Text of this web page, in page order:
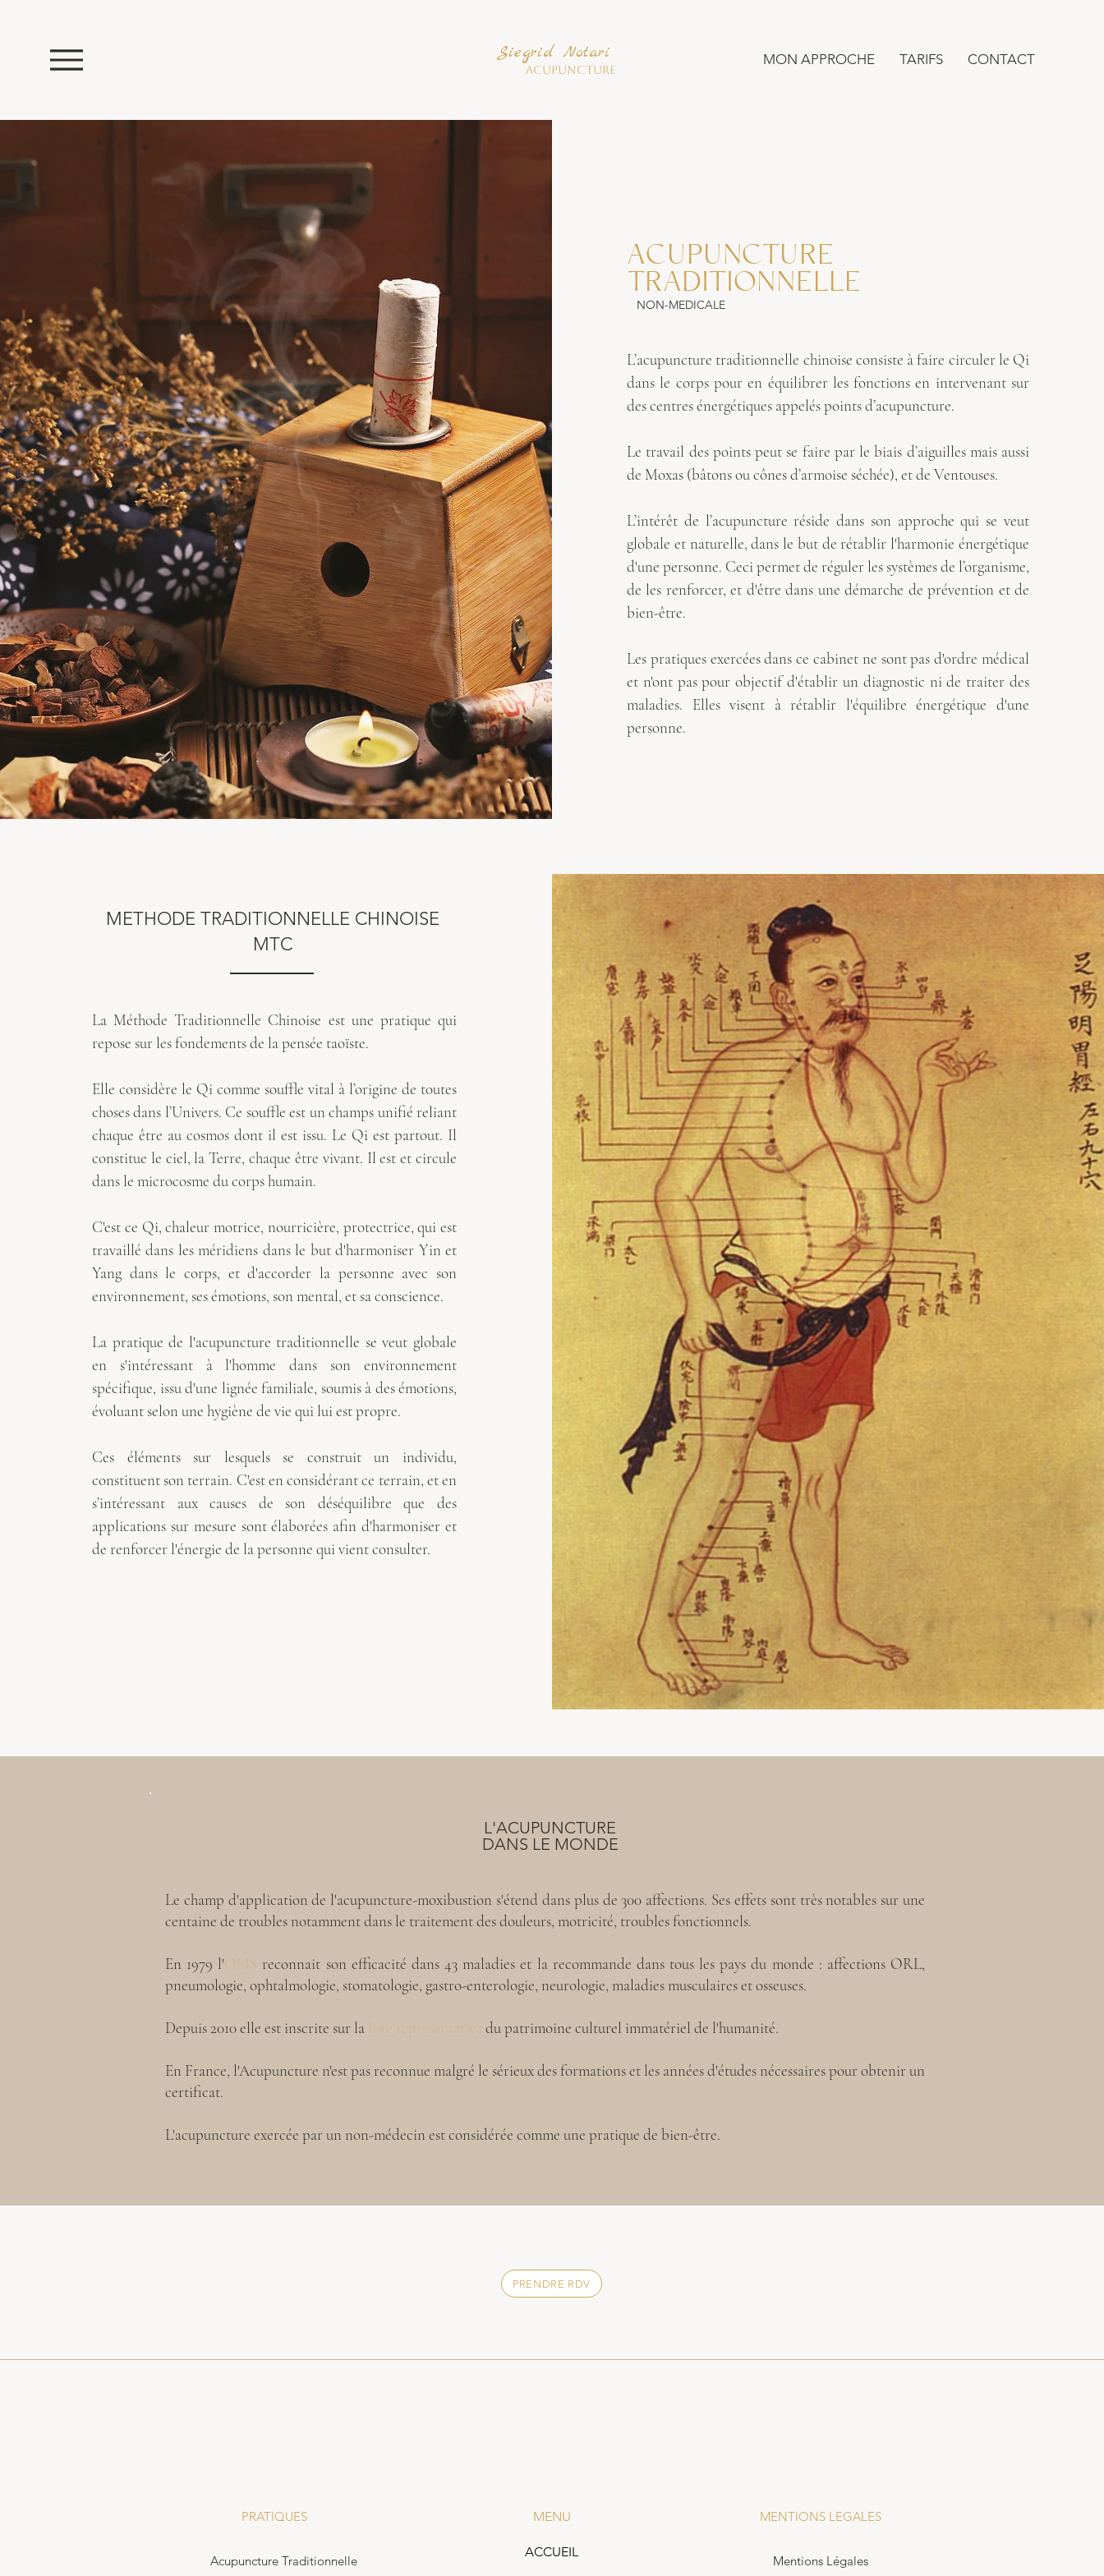
Siegrid Notari
Acupuncture
MON APPROCHE TARIFS CONTACT
ACUPUNCTURE
TRADITIONNELLE
NON-MEDICALE
L’acupuncture traditionnelle chinoise consiste à faire circuler le Qi
dans le corps pour en équilibrer les fonctions en intervenant sur
des centres énergétiques appelés points d’acupuncture.
Le travail des points peut se faire par le biais d’aiguilles mais aussi
de Moxas (bâtons ou cônes d’armoise séchée), et de Ventouses.
L’intérêt de l’acupuncture réside dans son approche qui se veut
globale et naturelle, dans le but de rétablir l'harmonie énergétique
d'une personne. Ceci permet de réguler les systèmes de l’organisme,
de les renforcer, et d'être dans une démarche de prévention et de
bien-être.
Les pratiques exercées dans ce cabinet ne sont pas d'ordre médical
et n'ont pas pour objectif d'établir un diagnostic ni de traiter des
maladies. Elles visent à rétablir l'équilibre énergétique d'une
personne.
METHODE TRADITIONNELLE CHINOISE
MTC
La Méthode Traditionnelle Chinoise est une pratique qui
repose sur les fondements de la pensée taoïste.
Elle considère le Qi comme souffle vital à l’origine de toutes
choses dans l’Univers. Ce souffle est un champs unifié reliant
chaque être au cosmos dont il est issu. Le Qi est partout. Il
constitue le ciel, la Terre, chaque être vivant. Il est et circule
dans le microcosme du corps humain.
C'est ce Qi, chaleur motrice, nourricière, protectrice, qui est
travaillé dans les méridiens dans le but d'harmoniser Yin et
Yang dans le corps, et d'accorder la personne avec son
environnement, ses émotions, son mental, et sa conscience.
La pratique de l'acupuncture traditionnelle se veut globale
en s'intéressant à l'homme dans son environnement
spécifique, issu d'une lignée familiale, soumis à des émotions,
évoluant selon une hygiène de vie qui lui est propre.
Ces éléments sur lesquels se construit un individu,
constituent son terrain. C'est en considérant ce terrain, et en
s’intéressant aux causes de son déséquilibre que des
applications sur mesure sont élaborées afin d'harmoniser et
de renforcer l'énergie de la personne qui vient consulter.
L'ACUPUNCTURE
DANS LE MONDE
Le champ d'application de l'acupuncture-moxibustion s'étend dans plus de 300 affections. Ses effets sont très notables sur une
centaine de troubles notamment dans le traitement des douleurs, motricité, troubles fonctionnels.
En 1979 l'OMS reconnait son efficacité dans 43 maladies et la recommande dans tous les pays du monde : affections ORL,
pneumologie, ophtalmologie, stomatologie, gastro-enterologie, neurologie, maladies musculaires et osseuses.
Depuis 2010 elle est inscrite sur la liste représentative du patrimoine culturel immatériel de l'humanité.
En France, l'Acupuncture n'est pas reconnue malgré le sérieux des formations et les années d'études nécessaires pour obtenir un
certificat.
L'acupuncture exercée par un non-médecin est considérée comme une pratique de bien-être.
PRENDRE RDV
PRATIQUES
Acupuncture Traditionnelle
MENU
ACCUEIL
MENTIONS LEGALES
Mentions Légales